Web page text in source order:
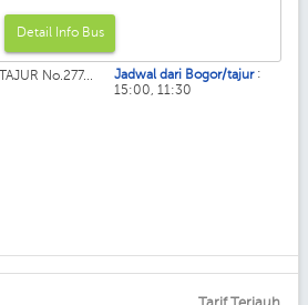
Detail Info Bus
No.277... Jadwal dari Bogor/tajur :
15:00, 11:30